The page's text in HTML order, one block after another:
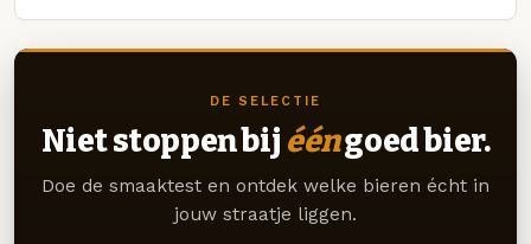
DE SELECTIE
Niet stoppen bij ééngoed bier.
Doe de smaaktest en ontdek welke bieren écht in
jouw straatje liggen.